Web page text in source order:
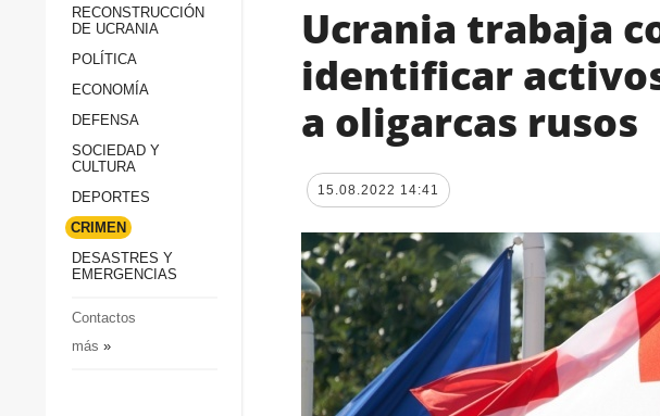
TODAS LAS
Reconstrucción de
Sociedad y Cultura
Desastres y emergencias
AGENCIA
sobre la agencia
contacto
condiciones de
protección de datos
personales
RECONSTRUCCIÓN
DE UCRANIA
POLÍTICA
ECONOMÍA
DEFENSA
SOCIEDAD Y
CULTURA
DEPORTES
CRIMEN
DESASTRES Y
EMERGENCIAS
Contactos
más »
Ucrania trabaja
identificar
a oligarcas rusos
15.08.2022 14:41